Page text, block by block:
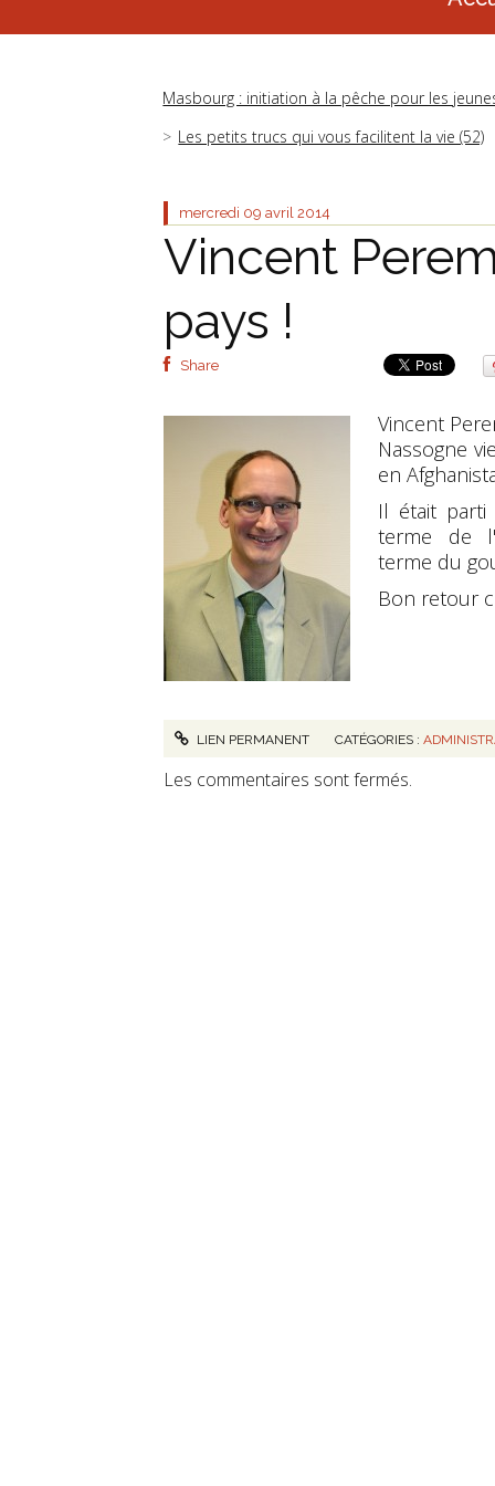
Masbourg : initiation à la pêche pour les
Les petits trucs qui vous facilitent la vie (52)
mercredi 09 avril 2014
Vincent
pays !
Share
Vincent
Nassogne
en
Il était parti
terme de
terme du
Bon retour
LIEN PERMANENT CATÉGORIES :
Les commentaires sont fermés.